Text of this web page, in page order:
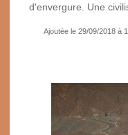
d'envergure. Une
Ajoutée le 29/09/2018 à